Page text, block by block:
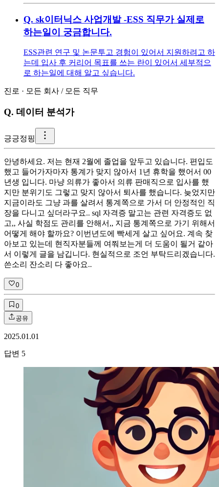
Q. sk이터닉스 사업개발 -ESS 직무가 실제로
하는일이 궁금합니다.
ESS관련 연구 및 논문투고 경험이 있어서 지원하려고 하
는데 입사 후 커리어 목표를 쓰는 란이 있어서 세부적으
로 하는일에 대해 알고 싶습니다.
진로 · 모든 회사 / 모든 직무
Q. 데이터 분석가
긍긍정핑
안녕하세요. 저는 현재 2월에 졸업을 앞두고 있습니다. 편입도
했고 들어가자마자 통계가 맞지 않아서 1년 휴학을 했어서 00
년생 입니다. 마냥 의류가 좋아서 의류 판매직으로 입사를 했
지만 분위기도 그렇고 맞지 않아서 퇴사를 했습니다. 늦었지만
지금이라도 그냥 과를 살려서 통계쪽으로 가서 더 안정적인 직
장을 다니고 싶더라구요.. sql 자격증 말고는 관련 자격증도 없
고,, 사실 학점도 관리를 안해서,, 지금 통계쪽으로 가기 위해서
어떻게 해야 할까요? 이번년도에 빡세게 살고 싶어요. 계속 찾
아보고 있는데 현직자분들께 여쭤보는게 더 도움이 될거 같아
서 이렇게 글을 남깁니다. 현실적으로 조언 부탁드리겠습니다.
쓴소리 잔소리 다 좋아요..
0
0
공유
2025.01.01
답변 5